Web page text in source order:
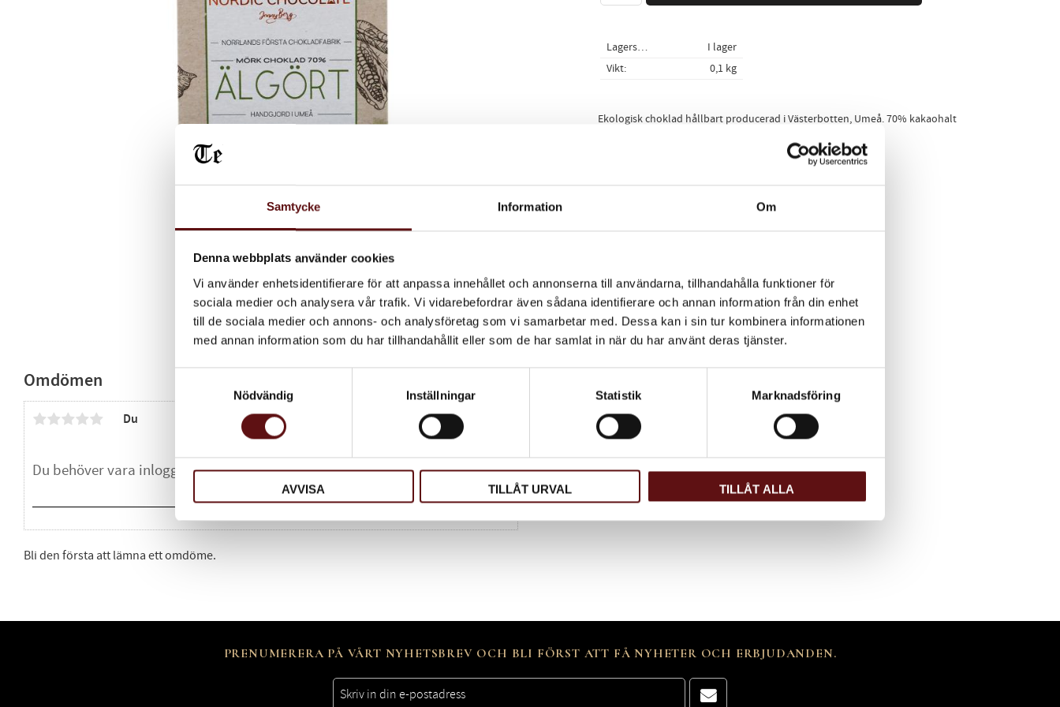
Samtycke Information Om
Denna webbplats använder cookies
Vi använder enhetsidentifierare för att anpassa innehållet och annonserna till användarna, tillhandahålla funktioner för
sociala medier och analysera vår trafik. Vi vidarebefordrar även sådana identifierare och annan information från din enhet
till de sociala medier och annons- och analysföretag som vi samarbetar med. Dessa kan i sin tur kombinera informationen
med annan information som du har tillhandahållit eller som de har samlat in när du har använt deras tjänster.
Nödvändig
Inställningar Statistik Marknadsföring
AVVISA TILLÅT URVAL TILLÅT ALLA
Lagerstatus
I lager
Vikt
0,1 kg
Ekologisk choklad hållbart producerad i Västerbotten, Umeå. 70% kakaohalt
Dela med dig
Facebook
TwitterLinkedIn
Omdömen
Du
Bli den första att lämna ett omdöme.
PRENUMERERA PÅ VÅRT NYHETSBREV OCH BLI FÖRST ATT FÅ NYHETER OCH ERBJUDANDEN.